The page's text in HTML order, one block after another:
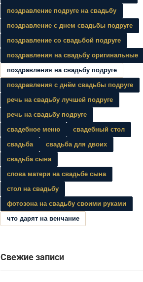
поздравление подруге на свадьбу
поздравление с днем свадьбы подруге
поздравление со свадьбой подруге
поздравления на свадьбу оригинальные
поздравления на свадьбу подруге
поздравления с днём свадьбы подруге
речь на свадьбу лучшей подруге
речь на свадьбу подруге
свадебное меню
свадебный стол
свадьба
свадьба для двоих
свадьба сына
слова матери на свадьбе сына
стол на свадьбу
фотозона на свадьбу своими руками
что дарят на венчание
Свежие записи